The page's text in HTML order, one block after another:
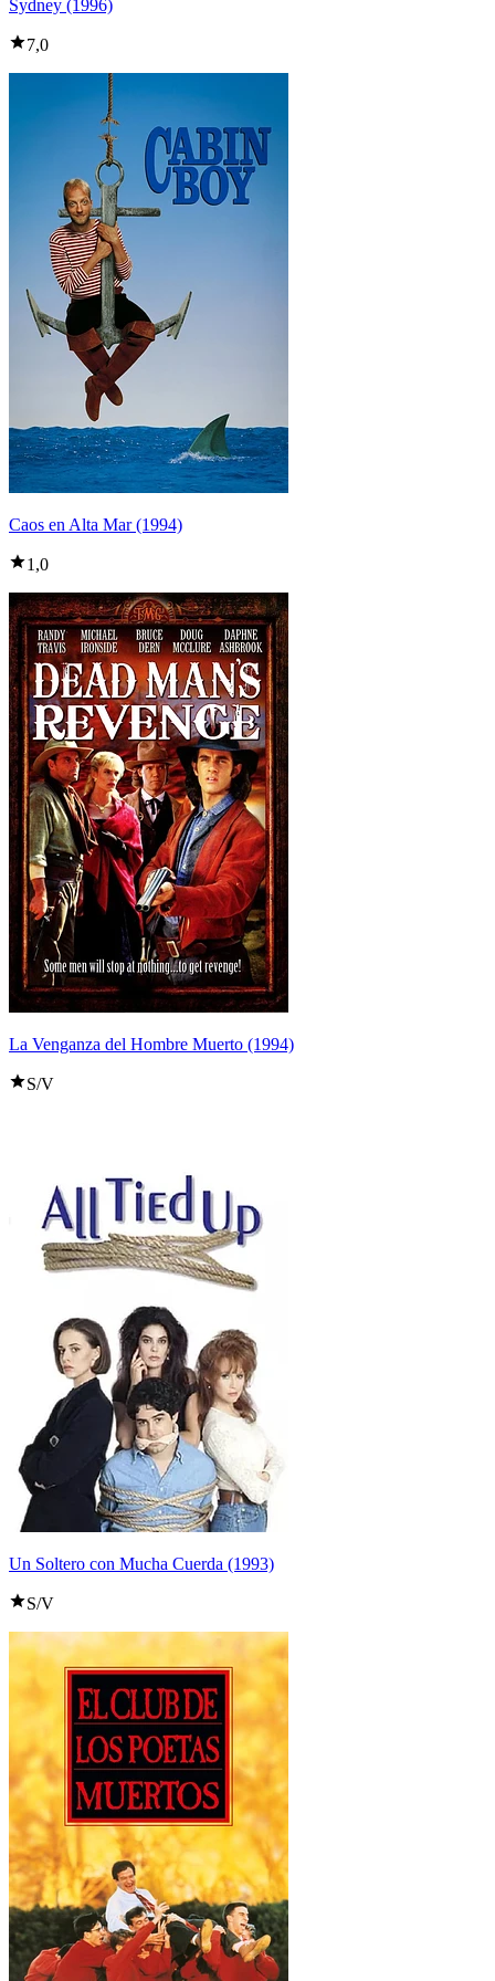
Sydney (1996)
7,0
Caos en Alta Mar (1994)
1,0
La Venganza del Hombre Muerto (1994)
S/V
Un Soltero con Mucha Cuerda (1993)
S/V